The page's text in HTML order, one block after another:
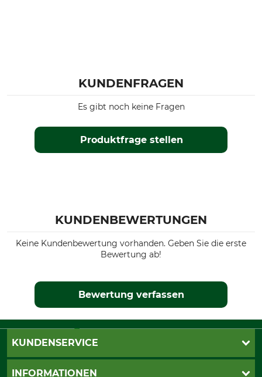
KUNDENFRAGEN
Produktfrage stellen
Es gibt noch keine Fragen
KUNDENBEWERTUNGEN
Keine Kundenbewertung vorhanden. Geben Sie die erste
Bewertung ab!
Bewertung verfassen
KUNDENSERVICE
Live-Shopping
INFORMATIONEN